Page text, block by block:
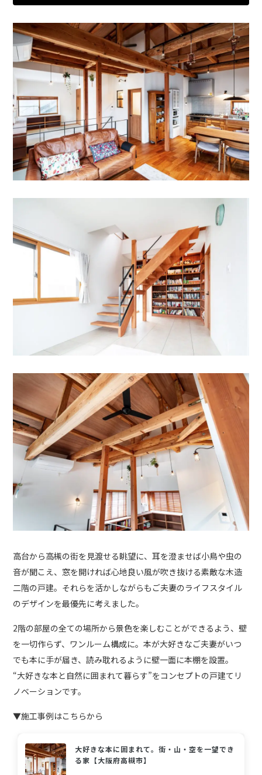
高台から高槻の街を見渡せる眺望に、耳を澄ませば小鳥や虫の
音が聞こえ、窓を開ければ心地良い風が吹き抜ける素敵な木造
二階の戸建。それらを活かしながらもご夫妻のライフスタイル
のデザインを最優先に考えました。
2階の部屋の全ての場所から景色を楽しむことができるよう、壁
を一切作らず、ワンルーム構成に。本が大好きなご夫妻がいつ
でも本に手が届き、読み耽れるように壁一面に本棚を設置。
“大好きな本と自然に囲まれて暮らす”をコンセプトの戸建てリ
ノベーションです。
▼施工事例はこちらから
大好きな本に囲まれて。街・山・空を一望でき
る家【大阪府高槻市】